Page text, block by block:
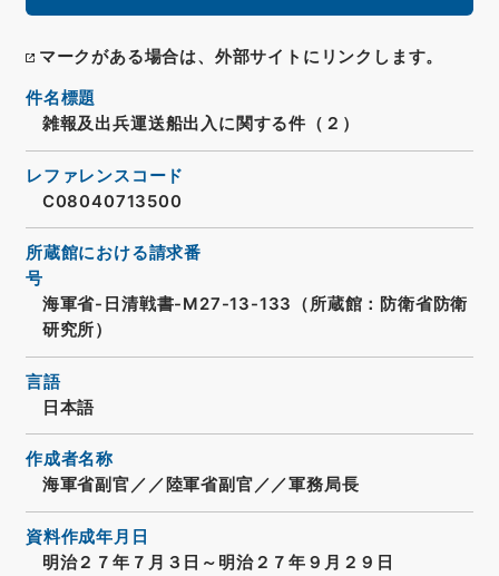
マークがある場合は、外部サイトにリンクします。
件名標題
雑報及出兵運送船出入に関する件（２）
レファレンスコード
C08040713500
所蔵館における請求番
号
海軍省-日清戦書-M27-13-133（所蔵館：防衛省防衛
研究所）
言語
日本語
作成者名称
海軍省副官／／陸軍省副官／／軍務局長
資料作成年月日
明治２７年７月３日～明治２７年９月２９日